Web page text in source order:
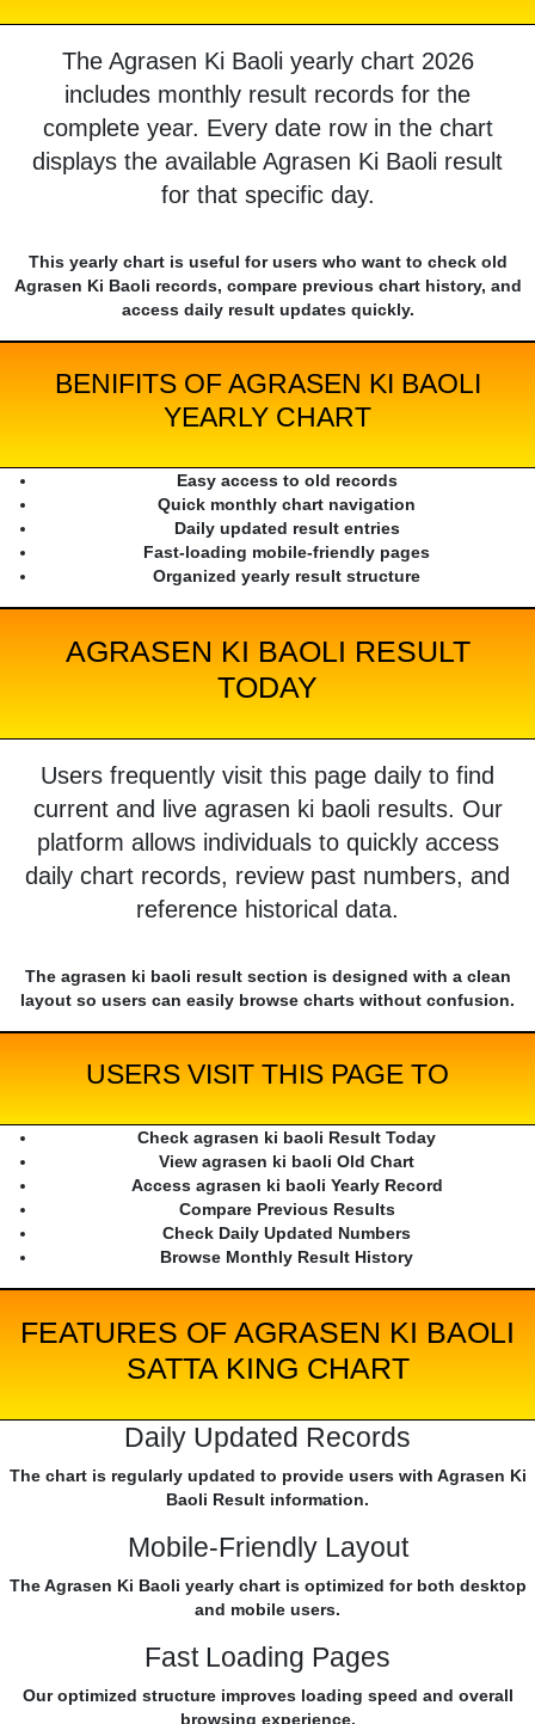
The Agrasen Ki Baoli yearly chart 2026
includes monthly result records for the
complete year. Every date row in the chart
displays the available Agrasen Ki Baoli result
for that specific day.
This yearly chart is useful for users who want to check old
Agrasen Ki Baoli records, compare previous chart history, and
access daily result updates quickly.
BENIFITS OF AGRASEN KI BAOLI
YEARLY CHART
Easy access to old records
Quick monthly chart navigation
Daily updated result entries
Fast-loading mobile-friendly pages
Organized yearly result structure
AGRASEN KI BAOLI RESULT
TODAY
Users frequently visit this page daily to find
current and live agrasen ki baoli results. Our
platform allows individuals to quickly access
daily chart records, review past numbers, and
reference historical data.
The agrasen ki baoli result section is designed with a clean
layout so users can easily browse charts without confusion.
USERS VISIT THIS PAGE TO
Check agrasen ki baoli Result Today
View agrasen ki baoli Old Chart
Access agrasen ki baoli Yearly Record
Compare Previous Results
Check Daily Updated Numbers
Browse Monthly Result History
FEATURES OF AGRASEN KI BAOLI
SATTA KING CHART
Daily Updated Records
The chart is regularly updated to provide users with Agrasen Ki
Baoli Result information.
Mobile-Friendly Layout
The Agrasen Ki Baoli yearly chart is optimized for both desktop
and mobile users.
Fast Loading Pages
Our optimized structure improves loading speed and overall
browsing experience.